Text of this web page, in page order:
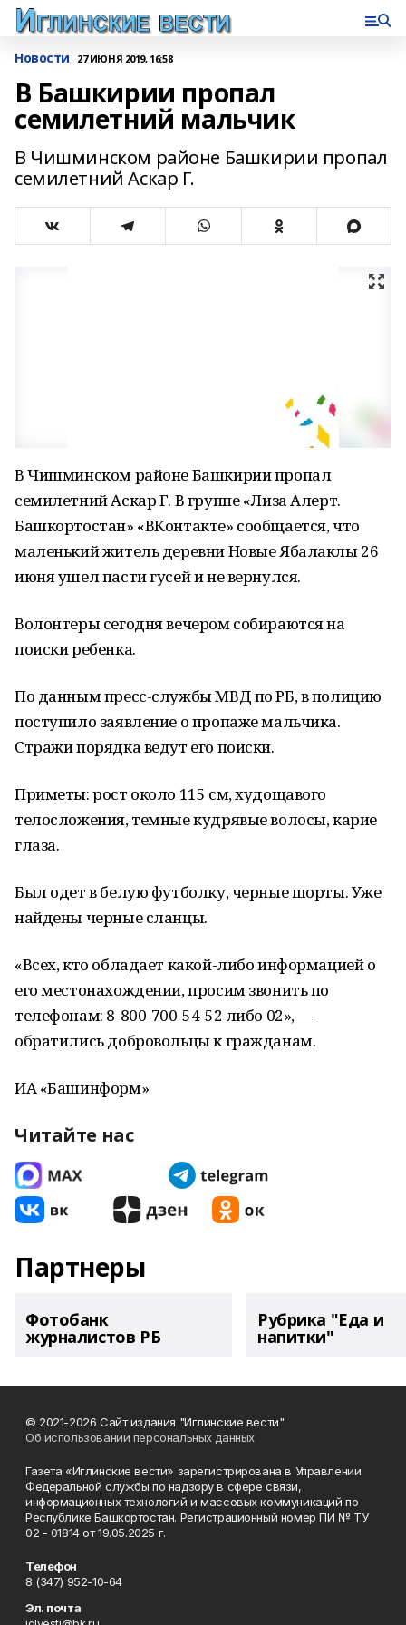
Новости 27 ИЮНЯ 2019, 16:58
В Башкирии пропал
семилетний мальчик
В Чишминском районе Башкирии пропал
семилетний Аскар Г.
В Чишминском районе Башкирии пропал
семилетний Аскар Г. В группе «Лиза Алерт.
Башкортостан» «ВКонтакте» сообщается, что
маленький житель деревни Новые Ябалаклы 26
июня ушел пасти гусей и не вернулся.
Волонтеры сегодня вечером собираются на
поиски ребенка.
По данным пресс-службы МВД по РБ, в полицию
поступило заявление о пропаже мальчика.
Стражи порядка ведут его поиски.
Приметы: рост около 115 см, худощавого
телосложения, темные кудрявые волосы, карие
глаза.
Был одет в белую футболку, черные шорты. Уже
найдены черные сланцы.
«Всех, кто обладает какой-либо информацией о
его местонахождении, просим звонить по
телефонам: 8-800-700-54-52 либо 02», —
обратились добровольцы к гражданам.
ИА «Башинформ»
Читайте нас
Партнеры
Фотобанк
журналистов РБ
Рубрика "Еда и
напитки"
© 2021-2026 Сайт издания "Иглинские вести"
Об использовании персональных данных
Газета «Иглинские вести» зарегистрирована в Управлении
Федеральной службы по надзору в сфере связи,
информационных технологий и массовых коммуникаций по
Республике Башкортостан. Регистрационный номер ПИ № ТУ
02 - 01814 от 19.05.2025 г.
Телефон
8 (347) 952-10-64
Эл. почта